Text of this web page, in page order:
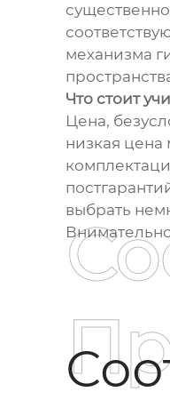
механизма
Что стоит
Цена,
низкая цена
выбрать